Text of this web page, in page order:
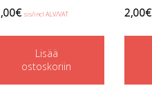
€ sis/incl ALV/VAT
Lisää
ostoskoriin
2,00€